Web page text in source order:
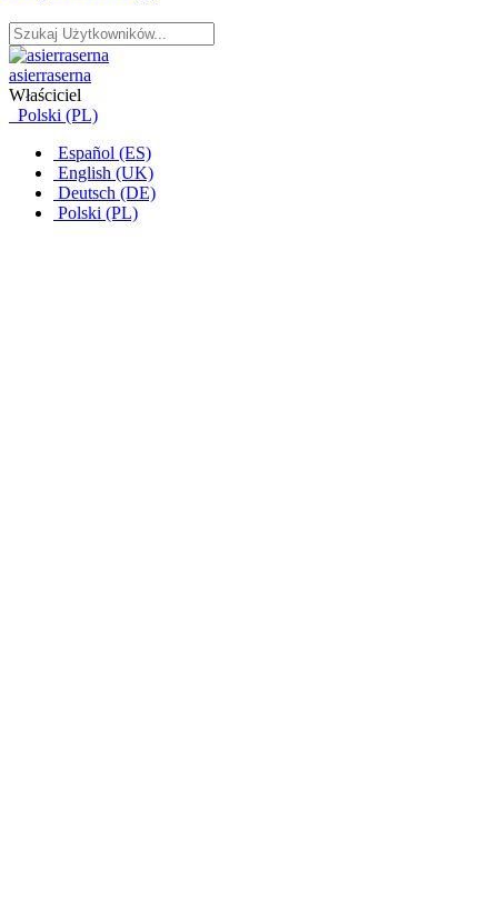
asierraserna
Właściciel
Polski (PL)
Español (ES)
English (UK)
Deutsch (DE)
Polski (PL)